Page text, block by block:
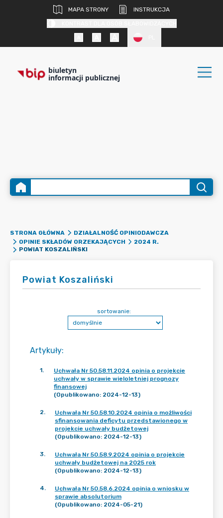
MAPA STRONY
INSTRUKCJA
biuletyn
informacji publicznej
STRONA GŁÓWNA
DZIAŁALNOŚĆ OPINIODAWCZA
OPINIE SKŁADÓW ORZEKAJĄCYCH
2024 R.
POWIAT KOSZALIŃSKI
Powiat Koszaliński
Artykuły:
sortowanie:
1.
Uchwała Nr 50.58.11.2024 opinia o projekcie
uchwały w sprawie wieloletniej prognozy
finansowej
(Opublikowano: 2024-12-13)
2.
Uchwała Nr 50.58.10.2024 opinia o możliwości
sfinansowania deficytu przedstawionego w
projekcie uchwały budżetowej
(Opublikowano: 2024-12-13)
3.
Uchwała Nr 50.58.9.2024 opinia o projekcie
uchwały budżetowej na 2025 rok
(Opublikowano: 2024-12-13)
4.
Uchwała Nr 50.58.6.2024 opinia o wniosku w
sprawie absolutorium
(Opublikowano: 2024-05-21)